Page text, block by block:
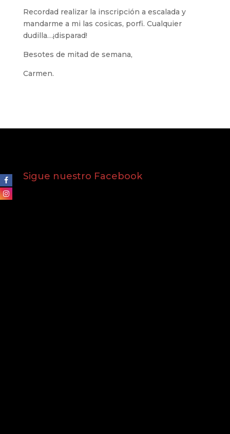
Recordad realizar la inscripción a escalada y
mandarme a mi las cosicas, porfi. Cualquier
dudilla…¡disparad!
Besotes de mitad de semana,
Carmen.
Sigue nuestro Facebook